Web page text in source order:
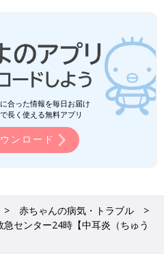
合った情報を毎日お届け
長く使える無料アプリ
ンロード
赤ちゃんの病気・トラブル
急センター24時【中耳炎（ちゅう